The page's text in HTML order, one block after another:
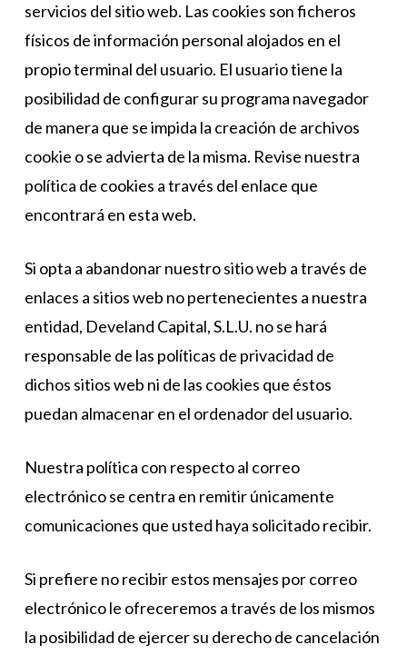
servicios del sitio web. Las cookies son ficheros
físicos de información personal alojados en el
propio terminal del usuario. El usuario tiene la
posibilidad de configurar su programa navegador
de manera que se impida la creación de archivos
cookie o se advierta de la misma. Revise nuestra
política de cookies a través del enlace que
encontrará en esta web.
Si opta a abandonar nuestro sitio web a través de
enlaces a sitios web no pertenecientes a nuestra
entidad, Develand Capital, S.L.U. no se hará
responsable de las políticas de privacidad de
dichos sitios web ni de las cookies que éstos
puedan almacenar en el ordenador del usuario.
Nuestra política con respecto al correo
electrónico se centra en remitir únicamente
comunicaciones que usted haya solicitado recibir.
Si prefiere no recibir estos mensajes por correo
electrónico le ofreceremos a través de los mismos
la posibilidad de ejercer su derecho de cancelación